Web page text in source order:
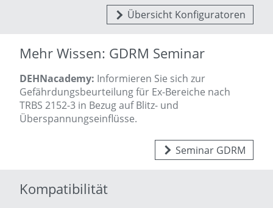
Übersicht Konfiguratoren
Mehr Wissen: GDRM Seminar
DEHNacademy: Informieren Sie sich zur
Gefährdungsbeurteilung für Ex-Bereiche nach
TRBS 2152-3 in Bezug auf Blitz- und
Überspannungseinflüsse.
Seminar GDRM
Kompatibilität